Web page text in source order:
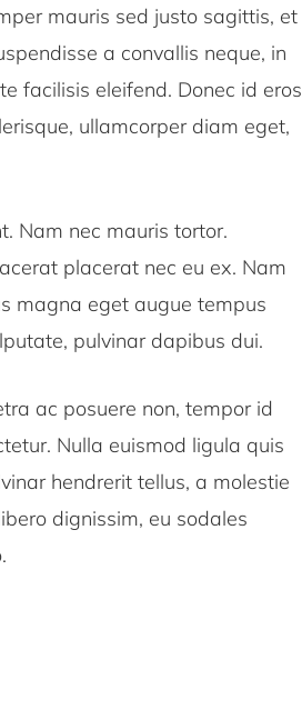
mauris sed justo sagittis, et
a convallis neque, in
facilisis eleifend. Donec id eros
ullamcorper diam eget,
Nam nec mauris tortor.
placerat nec eu ex. Nam
magna eget augue tempus
pulvinar dapibus dui.
ac posuere non, tempor id
Nulla euismod ligula quis
hendrerit tellus, a molestie
dignissim, eu sodales